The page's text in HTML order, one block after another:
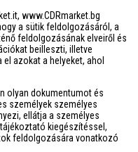
www.CDRmarket.bg
a sütik feldolgozásáról, a
feldolgozásának elveiről és
beilleszti, illetve
azokat a helyeket, ahol
olyan dokumentumot és
személyek személyes
ellátja a személyes
kiegészítéssel,
feldolgozására vonatkozó